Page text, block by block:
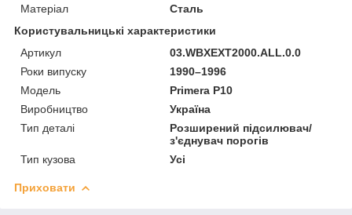
Матеріал
Сталь
Користувальницькі характеристики
Артикул
03.WBXEXT2000.ALL.0.0
Роки випуску
1990–1996
Мoдель
Primera P10
Виробництво
Україна
Тип деталі
Розширений підсилювач/
з'єднувач порогів
Тип кузова
Усі
Приховати